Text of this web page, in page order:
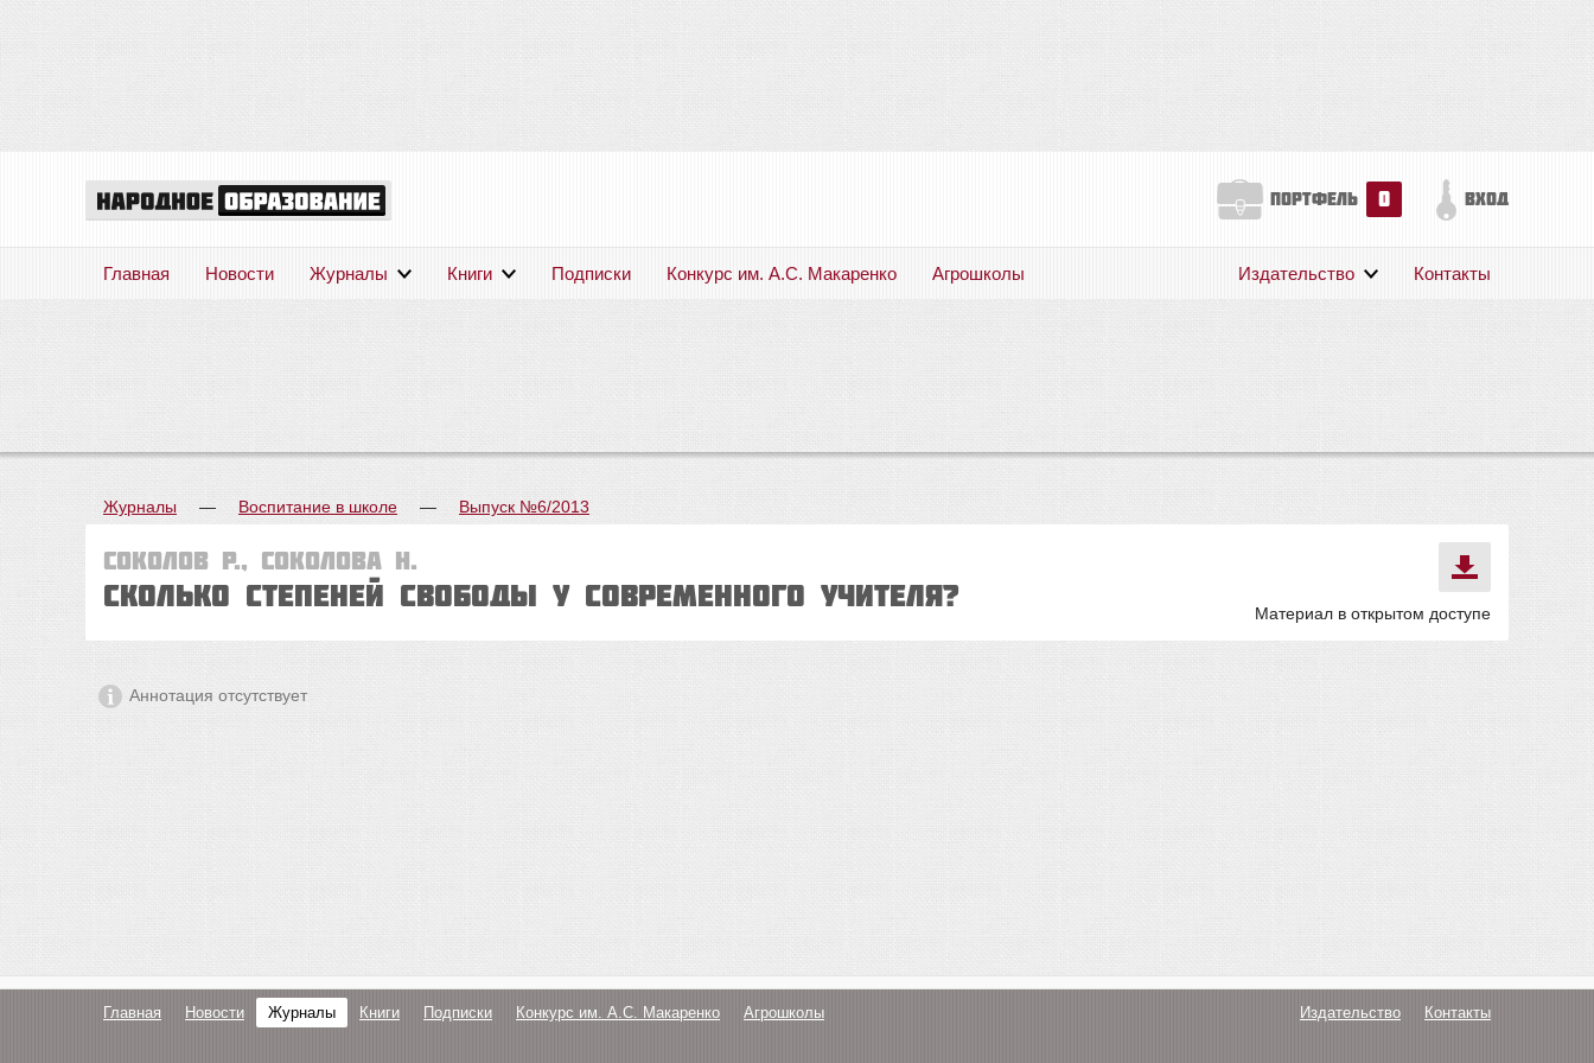
портфель 0 вход
Главная Новости Журналы Книги Подписки Конкурс им. А.С. Макаренко Агрошколы Издательство Контакты
Журналы — Воспитание в школе — Выпуск №6/2013
Соколов Р., Соколова Н.
Сколько степеней свободы у современного учителя?
Материал в открытом доступе
Аннотация отсутствует
Главная Новости Журналы Книги Подписки Конкурс им. А.С. Макаренко Агрошколы Издательство Контакты